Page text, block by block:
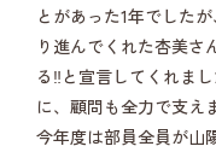
とがあった1年でした
り進んでくれた杏美さ
る‼と宣言してくれま
に、顧問も全力で支え
今年度は部員全員が山